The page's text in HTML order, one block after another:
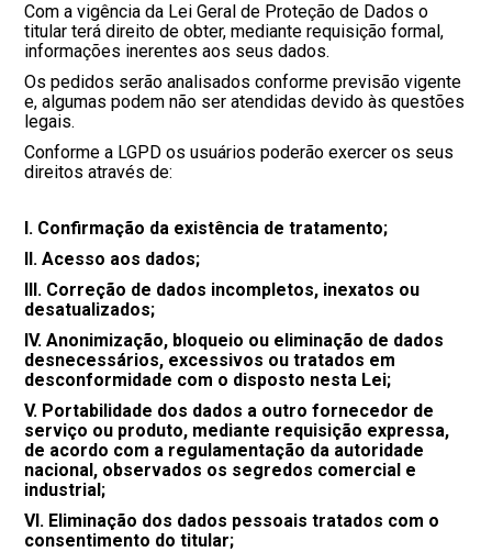
Com a vigência da Lei Geral de Proteção de Dados o
titular terá direito de obter, mediante requisição formal,
informações inerentes aos seus dados.
Os pedidos serão analisados conforme previsão vigente
e, algumas podem não ser atendidas devido às questões
legais.
Conforme a LGPD os usuários poderão exercer os seus
direitos através de:
I. Confirmação da existência de tratamento;
II. Acesso aos dados;
III. Correção de dados incompletos, inexatos ou
desatualizados;
IV. Anonimização, bloqueio ou eliminação de dados
desnecessários, excessivos ou tratados em
desconformidade com o disposto nesta Lei;
V. Portabilidade dos dados a outro fornecedor de
serviço ou produto, mediante requisição expressa,
de acordo com a regulamentação da autoridade
nacional, observados os segredos comercial e
industrial;
VI. Eliminação dos dados pessoais tratados com o
consentimento do titular;